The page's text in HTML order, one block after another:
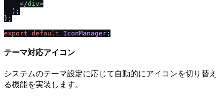
</div>
  );
};
export default IconManager
テーマ対応アイコン
システムのテーマ設定に応じて自動的にアイコンを切り替え
る機能を実装します。